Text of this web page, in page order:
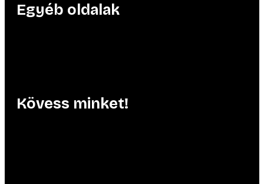
Egyéb oldalak
Kövess minket!